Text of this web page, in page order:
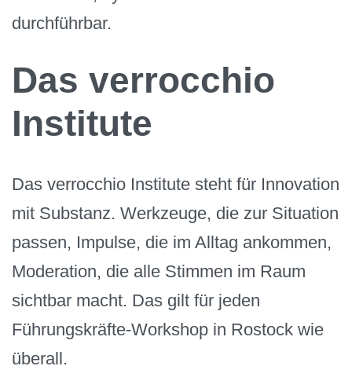
durchführbar.
Das verrocchio
Institute
Das verrocchio Institute steht für Innovation
mit Substanz. Werkzeuge, die zur Situation
passen, Impulse, die im Alltag ankommen,
Moderation, die alle Stimmen im Raum
sichtbar macht. Das gilt für jeden
Führungskräfte-Workshop in Rostock wie
überall.